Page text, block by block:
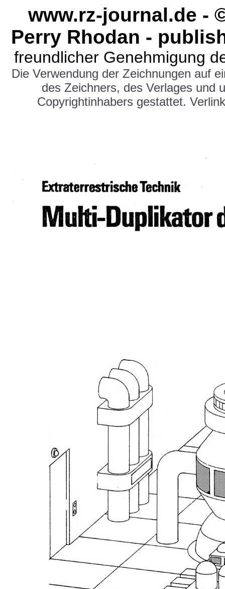
www.rz-journal.de -
Perry Rhodan -
freundlicher Genehmigung
Die Verwendung der Zeichnungen auf
des Zeichners, des Verlages und
Copyrightinhabers gestattet.